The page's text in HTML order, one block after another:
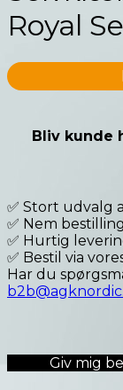
Royal
Bliv kunde
✅ Stort udvalg
✅ Nem bestilling
✅ Hurtig
✅ Bestil via
Har du
Giv mig